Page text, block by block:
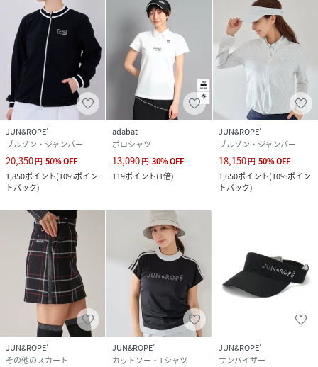
JUN&ROPE’
ブルゾン・ジャンパー
20,350円 50%OFF
1,850ポイント(10%ポイン
トバック)
adabat
ポロシャツ
13,090円 30%OFF
119ポイント(1倍)
JUN&ROPE’
ブルゾン・ジャンパー
18,150円 50%OFF
1,650ポイント(10%ポイン
トバック)
JUN&ROPE’
その他のスカート
JUN&ROPE’
カットソー・Tシャツ
JUN&ROPE’
サンバイザー